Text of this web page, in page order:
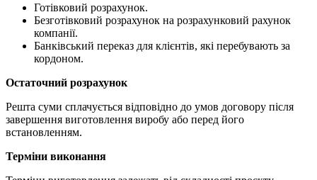
Готівковий розрахунок.
Безготівковий розрахунок на розрахунковий рахунок
компанії.
Банківський переказ для клієнтів, які перебувають за
кордоном.
Остаточний розрахунок
Решта суми сплачується відповідно до умов договору після
завершення виготовлення виробу або перед його
встановленням.
Терміни виконання